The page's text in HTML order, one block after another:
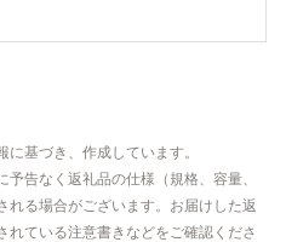
基づき、作成しています。
告なく返礼品の仕様（規格、容量、
れる場合がございます。お届けした返
れている注意書きなどをご確認くださ